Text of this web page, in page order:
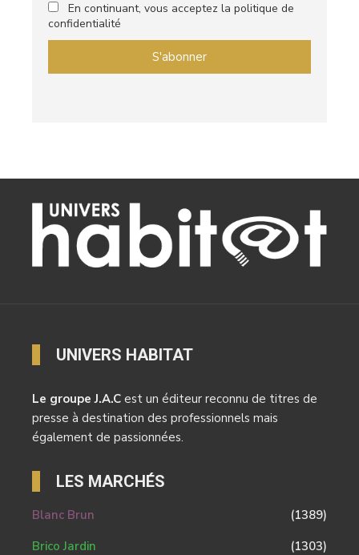
En continuant, vous acceptez la politique de
confidentialité
UNIVERS HABITAT
Le groupe J.A.C est un éditeur reconnu de titres de
presse à destination des professionnels mais
également de passionnées.
LES MARCHÉS
Blanc Brun
(1389)
Brico Jardin
(1303)